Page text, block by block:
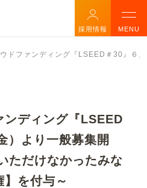
採用情報 MENU
ドファンディング『LSEED＃30』６
ンディング『LSEED
）より一般募集開
ただけなかったみな
】を付与～